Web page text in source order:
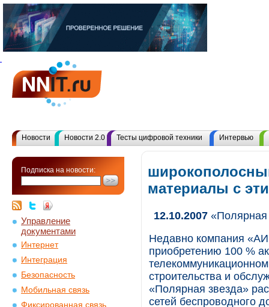
Новости Новости 2.0 Тесты цифровой техники Интервью
Подписка на новости:
Управление
документами
Интернет
Интеграция
Безопасность
Мобильная связь
Фиксированная связь
материалы с
12.10.2007 «Полярная
Недавно компания
приобретению 100 %
строительства и
«Полярная звезда»
сетей беспроводного